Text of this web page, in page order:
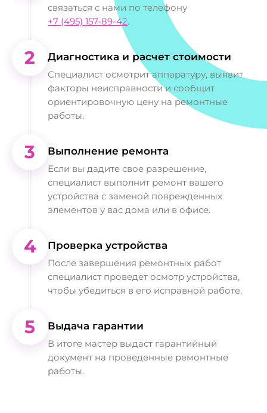
связаться с нами по телефону
+7 (495) 157-89-42.
2 Диагностика и расчет стоимости
Специалист осмотрит аппаратуру, выявит
факторы неисправности и сообщит
ориентировочную цену на ремонтные
работы.
3 Выполнение ремонта
Если вы дадите свое разрешение,
специалист выполнит ремонт вашего
устройства с заменой поврежденных
элементов у вас дома или в офисе.
4 Проверка устройства
После завершения ремонтных работ
специалист проведет осмотр устройства,
чтобы убедиться в его исправной работе.
5 Выдача гарантии
В итоге мастер выдаст гарантийный
документ на проведенные ремонтные
работы.